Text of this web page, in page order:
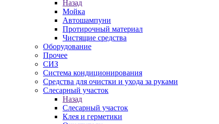
Назад
Мойка
Автошампуни
Протирочный материал
Чистящие средства
Оборудование
Прочее
СИЗ
Система кондиционирования
Средства для очистки и ухода за руками
Слесарный участок
Назад
Слесарный участок
Клея и герметики